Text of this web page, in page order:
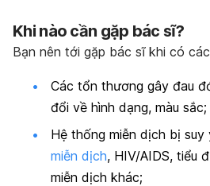
Khi nào cần gặp bác sĩ?
Bạn nên tới gặp bác sĩ khi có
Các tổn thương gây đau
đổi về hình dạng, màu sắc;
Hệ thống miễn dịch bị suy
miễn dịch, HIV/AIDS, tiểu
miễn dịch khác;